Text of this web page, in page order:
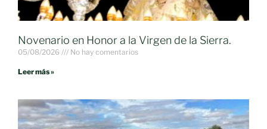
Novenario en Honor a la Virgen de la Sierra.
05/08/2026 No hay comentarios
Leer más »